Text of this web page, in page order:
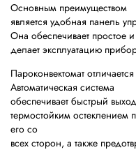
Основным преимуществом
является удобная панель
Она обеспечивает простое
делает эксплуатацию
Пароконвектомат
Автоматическая система
обеспечивает быстрый
термостойким остеклением
его со
всех сторон, а также